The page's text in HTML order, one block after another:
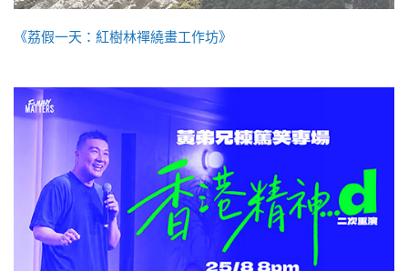
《荔假一天：紅樹林禪繞畫工作坊》